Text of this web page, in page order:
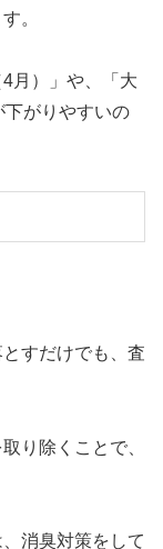
。
月）」や、「大
がりやすいの
すだけでも、査
り除くことで、
消臭対策をして